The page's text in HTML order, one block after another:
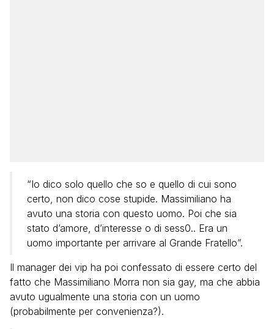
“Io dico solo quello che so e quello di cui sono
certo, non dico cose stupide. Massimiliano ha
avuto una storia con questo uomo. Poi che sia
stato d’amore, d’interesse o di sess0.. Era un
uomo importante per arrivare al Grande Fratello”.
Il manager dei vip ha poi confessato di essere certo del
fatto che Massimiliano Morra non sia gay, ma che abbia
avuto ugualmente una storia con un uomo
(probabilmente per convenienza?).